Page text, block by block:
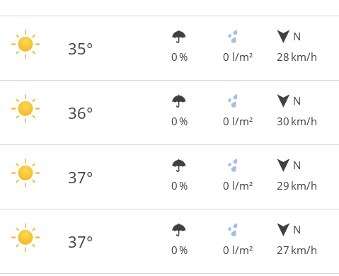
35° 0 % 0 l/m²
N
28 km/h
36° 0 % 0 l/m²
N
30 km/h
37° 0 % 0 l/m²
N
29 km/h
37° 0 % 0 l/m²
N
27 km/h